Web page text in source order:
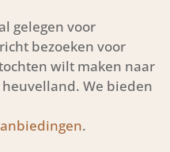
gelegen voor
bezoeken voor
wilt maken naar
We bieden
.